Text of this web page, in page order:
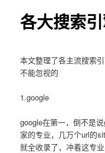
各大搜索
本文整理了各主流搜索
不能忽视的
1.google
google在第一，倒不是
家的专业，几万个url的
就全收录了，冲着这专